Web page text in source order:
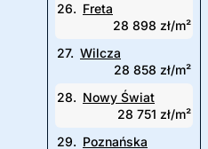
26. Freta
28 898 zł/m²
27. Wilcza
28 858 zł/m²
28. Nowy Świat
28 751 zł/m²
29. Poznańska